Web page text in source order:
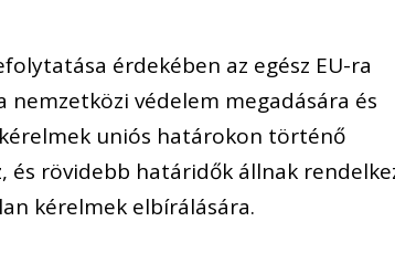
érdekében az egész EU-ra
védelem megadására és
uniós határokon történő
és rövidebb határidők állnak
kérelmek elbírálására.